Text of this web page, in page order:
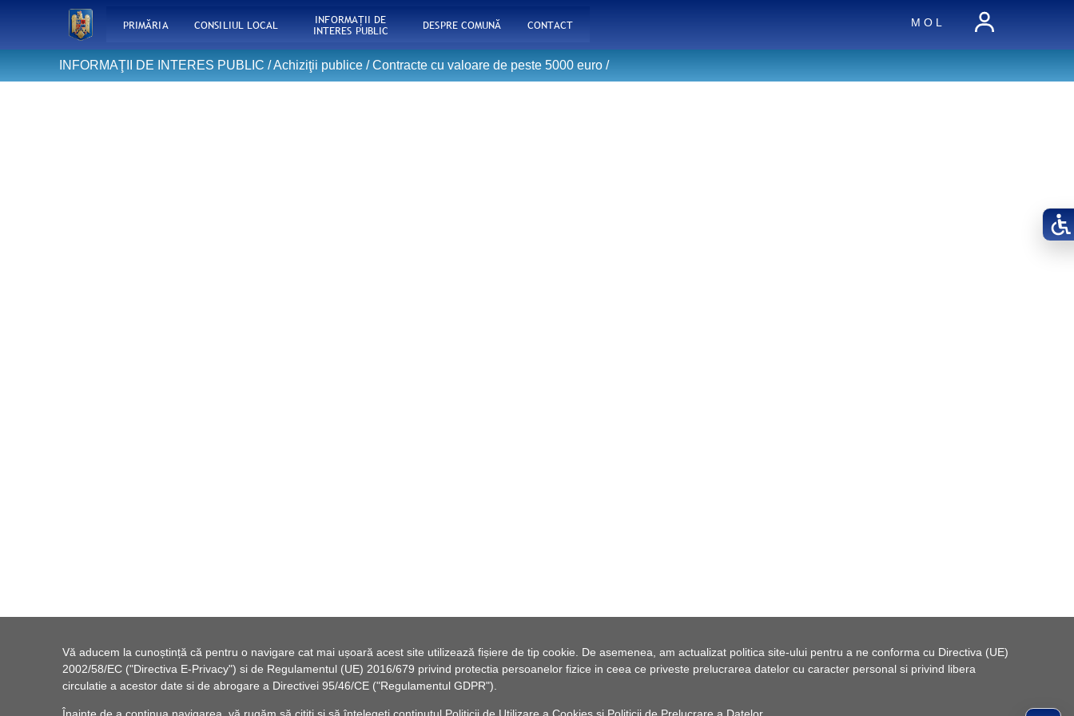
Vă aducem la cunoștință că pentru o navigare cat mai ușoară acest site utilizează fișiere de tip cookie. De asemenea, am actualizat politica site-ului pentru a ne conforma cu Directiva (UE)
2002/58/EC ("Directiva E-Privacy") si de Regulamentul (UE) 2016/679 privind protectia persoanelor fizice in ceea ce priveste prelucrarea datelor cu caracter personal si privind libera
circulatie a acestor date si de abrogare a Directivei 95/46/CE ("Regulamentul GDPR").
PRIMĂRIA CONSILIUL LOCAL INFORMAŢII DE
INTERES PUBLIC DESPRE COMUNĂ CONTACT M O L
INFORMAŢII DE INTERES PUBLIC /Achiziţii publice /Contracte cu valoare de peste 5000 euro /